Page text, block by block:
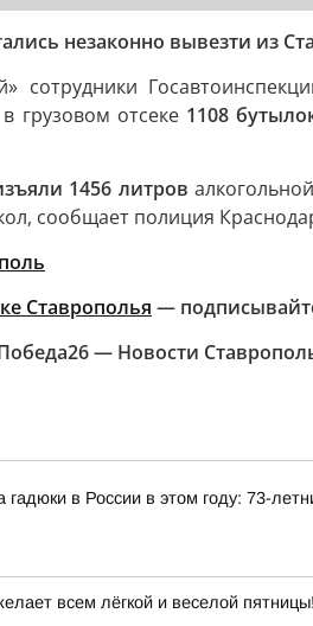
незаконно вывезти из
сотрудники
грузовом отсеке 1108
1456 литров
сообщает полиция
Ставрополья —
— Новости
гадюки в России в этом году: 73-
всем лёгкой и веселой пятницы!